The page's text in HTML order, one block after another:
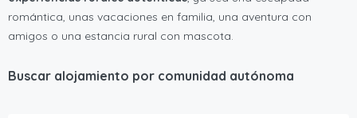
romántica, unas vacaciones en familia, una aventura con
amigos o una estancia rural con mascota.
Buscar alojamiento por comunidad autónoma